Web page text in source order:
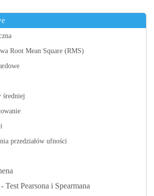
Root Mean Square (RMS)
średniej
przedziałów ufności
Test Pearsona i Spearmana